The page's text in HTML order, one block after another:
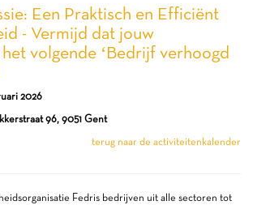
Een Praktisch en Efficiënt
- Vermijd dat jouw
volgende ‘Bedrijf verhoogd
2026
96, 9051 Gent
terug naar de activiteitenkalender
Fedris bedrijven uit alle sectoren tot